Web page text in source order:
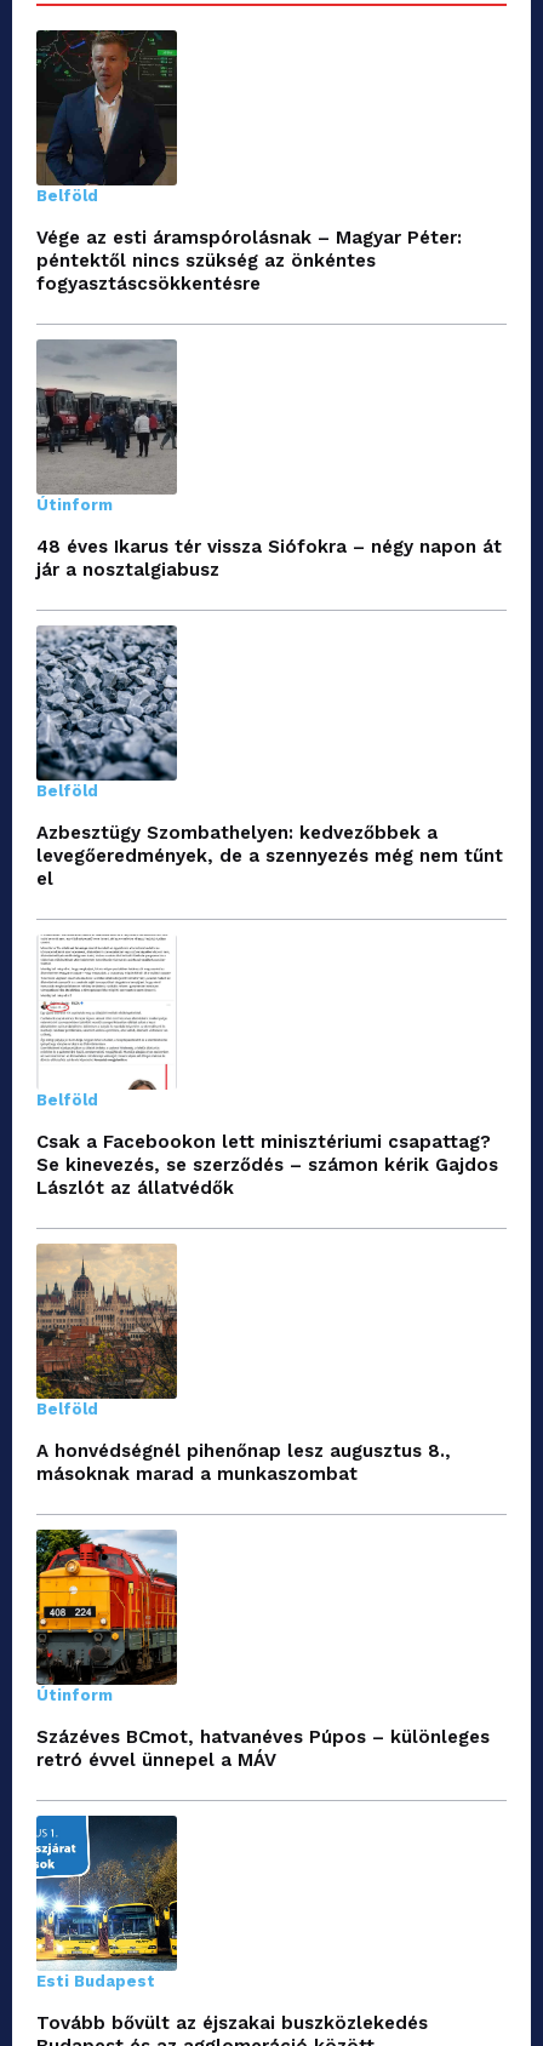
Belföld
Vége az esti áramspórolásnak – Magyar Péter:
péntektől nincs szükség az önkéntes
fogyasztáscsökkentésre
Útinform
48 éves Ikarus tér vissza Siófokra – négy napon át
jár a nosztalgiabusz
Belföld
Azbesztügy Szombathelyen: kedvezőbbek a
levegőeredmények, de a szennyezés még nem tűnt
el
Belföld
Csak a Facebookon lett minisztériumi csapattag?
Se kinevezés, se szerződés – számon kérik Gajdos
Lászlót az állatvédők
Belföld
A honvédségnél pihenőnap lesz augusztus 8.,
másoknak marad a munkaszombat
Útinform
Százéves BCmot, hatvanéves Púpos – különleges
retró évvel ünnepel a MÁV
Esti Budapest
Tovább bővült az éjszakai buszközlekedés